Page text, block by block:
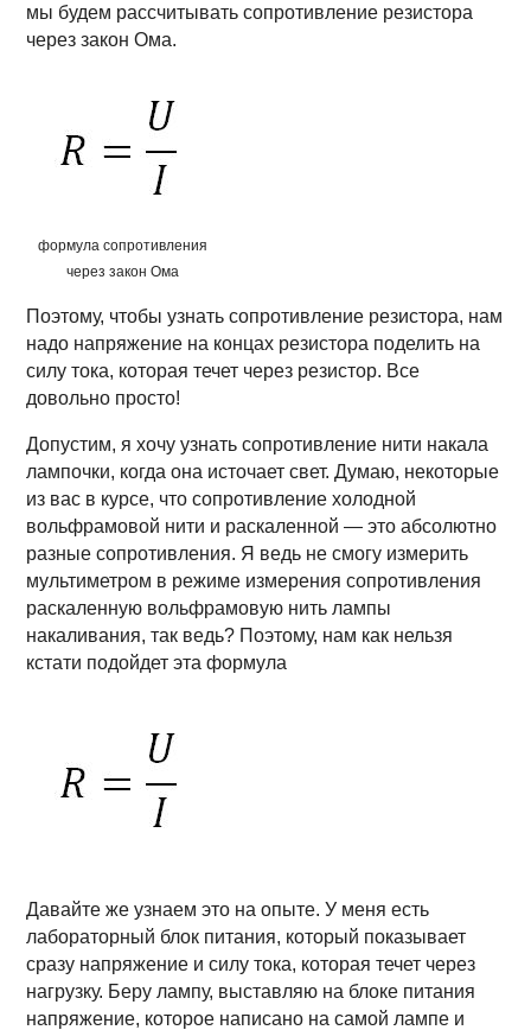
мы будем рассчитывать сопротивление резистора
через закон Ома.
формула сопротивления
через закон Ома
Поэтому, чтобы узнать сопротивление резистора, нам
надо напряжение на концах резистора поделить на
силу тока, которая течет через резистор. Все
довольно просто!
Допустим, я хочу узнать сопротивление нити накала
лампочки, когда она источает свет. Думаю, некоторые
из вас в курсе, что сопротивление холодной
вольфрамовой нити и раскаленной — это абсолютно
разные сопротивления. Я ведь не смогу измерить
мультиметром в режиме измерения сопротивления
раскаленную вольфрамовую нить лампы
накаливания, так ведь? Поэтому, нам как нельзя
кстати подойдет эта формула
Давайте же узнаем это на опыте. У меня есть
лабораторный блок питания, который показывает
сразу напряжение и силу тока, которая течет через
нагрузку. Беру лампу, выставляю на блоке питания
напряжение, которое написано на самой лампе и